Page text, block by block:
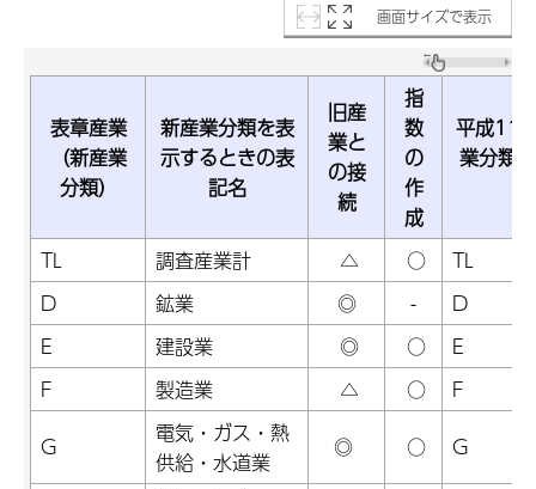
画面サイズで表示
表章産業
（新産業
分類）
新産業分類を表
示するときの表
記名
旧産
業と
の接
続
指
数
の
作
成
平成11
業分類
TL 調査産業計 △ ○
TL
D
鉱業 ◎ -
D
E
建設業 ◎ ○
E
F
製造業 △ ○
F
G
電気・ガス・熱
供給・水道業
◎ ○
G